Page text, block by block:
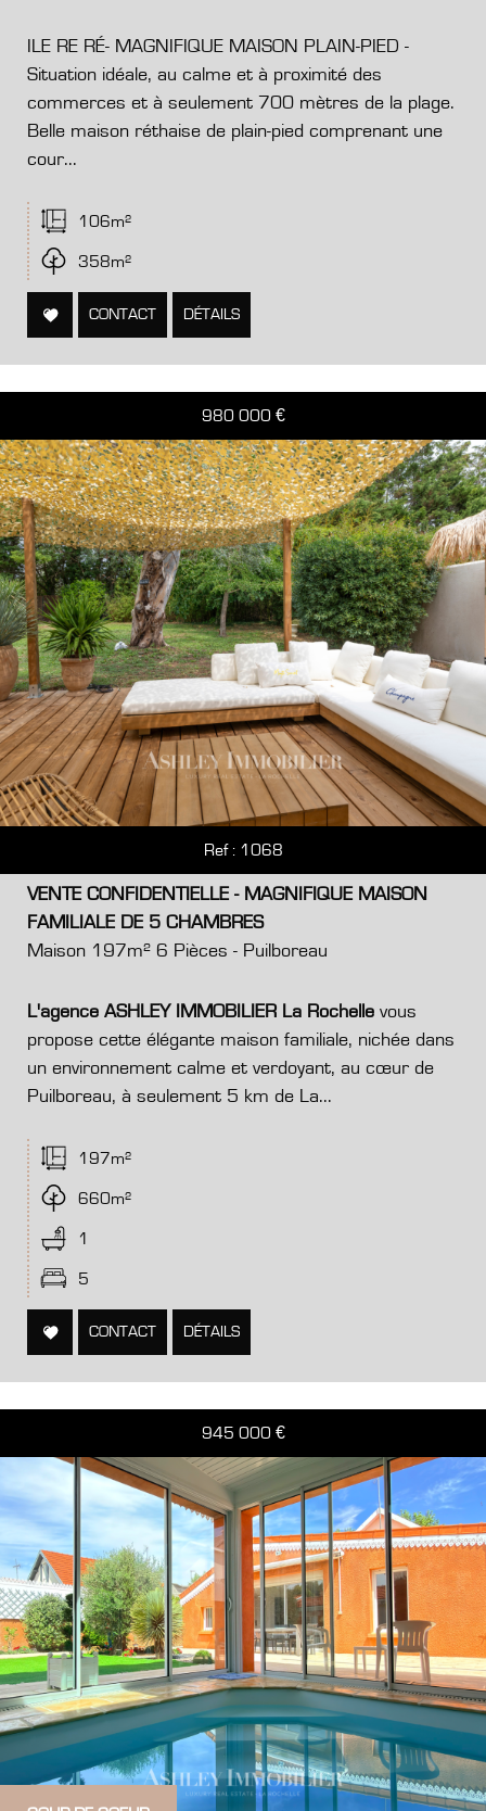
ILE RE RÉ- MAGNIFIQUE MAISON PLAIN-PIED -
Situation idéale, au calme et à proximité des
commerces et à seulement 700 mètres de la plage.
Belle maison réthaise de plain-pied comprenant une
cour...
106m²
358m²
CONTACT DÉTAILS
980 000 €
Ref : 1068
VENTE CONFIDENTIELLE - MAGNIFIQUE MAISON
FAMILIALE DE 5 CHAMBRES
Maison 197m² 6 Pièces - Puilboreau
L'agence ASHLEY IMMOBILIER La Rochelle vous
propose cette élégante maison familiale, nichée dans
un environnement calme et verdoyant, au cœur de
Puilboreau, à seulement 5 km de La...
197m²
660m²
1
5
CONTACT DÉTAILS
945 000 €